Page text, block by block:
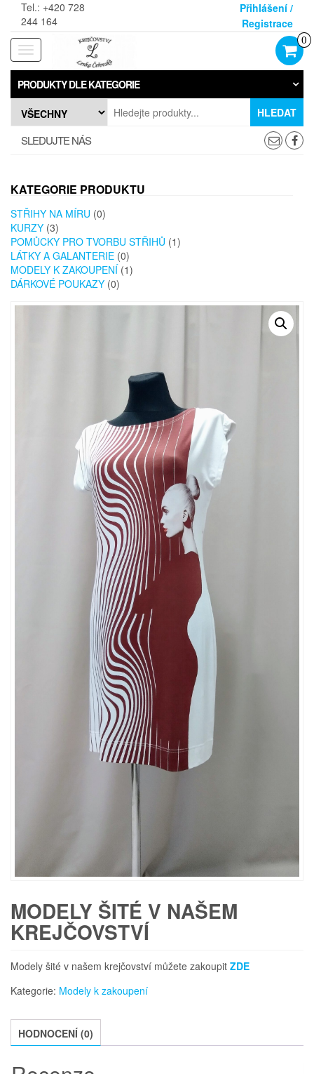
the
content
Tel.: +420 728
244 164
Přihlášení /
Registrace
Rozbalovací
navigace
0
PRODUKTY DLE KATEGORIE
HLEDAT
SLEDUJTE NÁS
KATEGORIE PRODUKTU
STŘIHY NA MÍRU (0)
KURZY (3)
POMŮCKY PRO TVORBU STŘIHŮ (1)
LÁTKY A GALANTERIE (0)
MODELY K ZAKOUPENÍ (1)
DÁRKOVÉ POUKAZY (0)
MODELY ŠITÉ V NAŠEM
KREJČOVSTVÍ
Modely šité v našem krejčovství můžete zakoupit ZDE
Kategorie: Modely k zakoupení
HODNOCENÍ (0)